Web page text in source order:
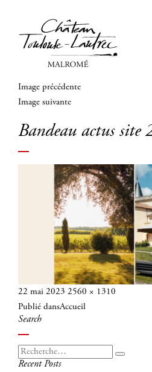
Image précédente
Image suivante
Bandeau actus
Publié
le
22 mai 2023 Taille
réelle
2560 × 1310
Navigation
de
l’article
Publié dansAccueil
Search
Recherche
pour
Recherche
Recent Posts